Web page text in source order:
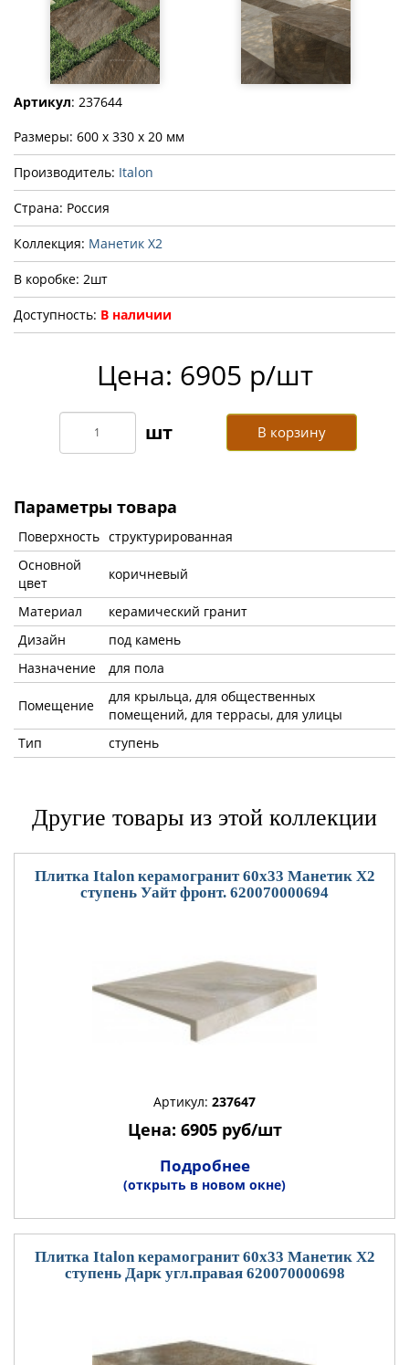
Артикул: 237644
Размеры: 600 x 330 x 20 мм
Производитель: Italon
Страна: Россия
Коллекция: Манетик Х2
В коробке: 2шт
Доступность: В наличии
Цена: 6905 р/шт
В корзину
Параметры товара
Поверхность структурированная
Основной
цвет
коричневый
Материал
керамический гранит
Дизайн
под камень
Назначение
для пола
Помещение
для крыльца, для общественных
помещений, для террасы, для улицы
Тип
ступень
Другие товары из этой коллекции
Плитка Italon керамогранит 60x33 Манетик Х2
ступень Уайт фронт. 620070000694
Артикул: 237647
Цена: 6905 руб/шт
Подробнее
(открыть в новом окне)
Плитка Italon керамогранит 60x33 Манетик Х2
ступень Дарк угл.правая 620070000698